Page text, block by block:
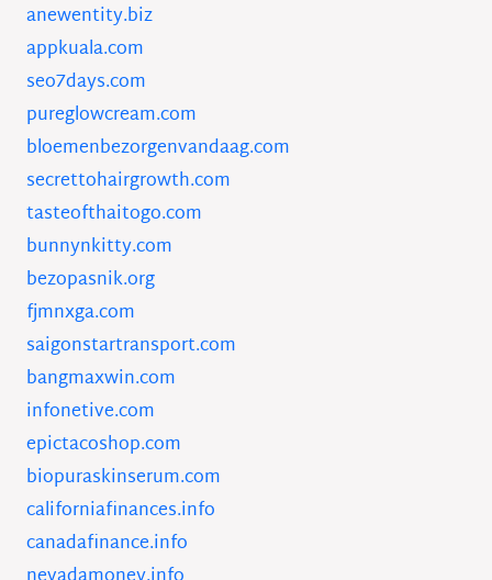
anewentity.biz
appkuala.com
seo7days.com
pureglowcream.com
bloemenbezorgenvandaag.com
secrettohairgrowth.com
tasteofthaitogo.com
bunnynkitty.com
bezopasnik.org
fjmnxga.com
saigonstartransport.com
bangmaxwin.com
infonetive.com
epictacoshop.com
biopuraskinserum.com
californiafinances.info
canadafinance.info